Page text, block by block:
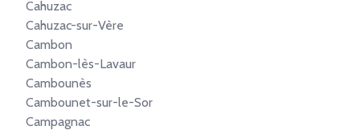
Cahuzac
Cahuzac-sur-Vère
Cambon
Cambon-lès-Lavaur
Cambounès
Cambounet-sur-le-Sor
Campagnac